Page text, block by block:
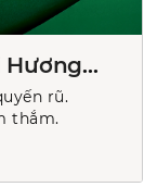
Hương
rũ.
thắm.